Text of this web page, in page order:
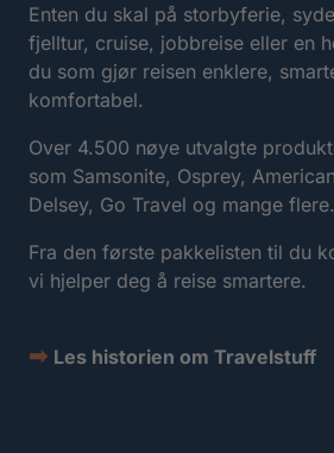
Enten du skal på storbyferie,
fjelltur, cruise, jobbreise eller en
du som gjør reisen enklere,
komfortabel.
Over 4.500 nøye utvalgte
som Samsonite, Osprey,
Delsey, Go Travel og mange flere.
Fra den første pakkelisten til du
vi hjelper deg å reise smartere.
➡ Les historien om Travelstuff